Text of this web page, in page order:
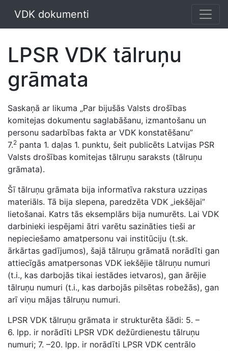
VDK dokumenti
LPSR VDK tālruņu
grāmata
Saskaņā ar likuma „Par bijušās Valsts drošības
komitejas dokumentu saglabāšanu, izmantošanu un
personu sadarbības fakta ar VDK konstatēšanu”
7.2 panta 1. daļas 1. punktu, šeit publicēts Latvijas PSR
Valsts drošības komitejas tālruņu saraksts (tālruņu
grāmata).
Šī tālruņu grāmata bija informatīva rakstura uzziņas
materiāls. Tā bija slepena, paredzēta VDK „iekšējai”
lietošanai. Katrs tās eksemplārs bija numurēts. Lai VDK
darbinieki iespējami ātri varētu sazināties tieši ar
nepieciešamo amatpersonu vai institūciju (t.sk.
ārkārtas gadījumos), šajā tālruņu grāmatā norādīti gan
attiecīgās amatpersonas VDK iekšējie tālruņu numuri
(t.i., kas darbojās tikai iestādes ietvaros), gan ārējie
tālruņu numuri (t.i., kas darbojās pilsētas robežās), gan
arī viņu mājas tālruņu numuri.
LPSR VDK tālruņu grāmata ir strukturēta šādi: 5. –
6. lpp. ir norādīti LPSR VDK dežūrdienestu tālruņu
numuri; 7. –20. lpp. ir norādīti LPSR VDK centrālo